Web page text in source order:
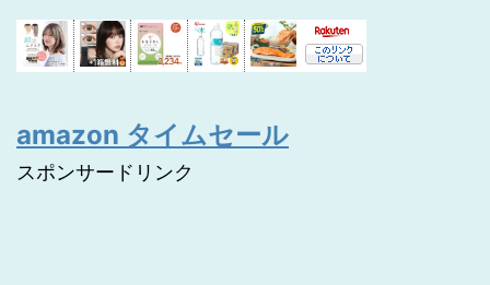
amazon タイムセール
スポンサードリンク